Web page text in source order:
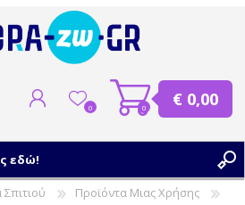
0 0 € 0,00
Προϊόντα Μιας Χρήσης